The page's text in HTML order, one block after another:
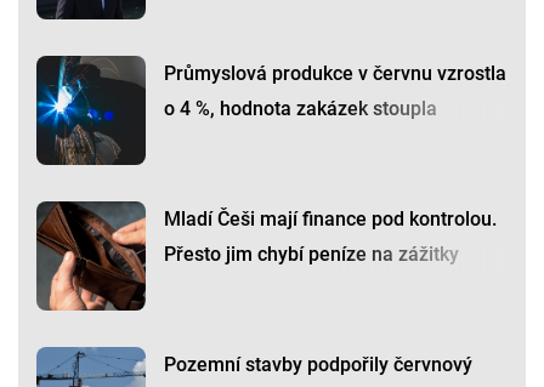
Průmyslová produkce v červnu vzrostla
o 4 %, hodnota zakázek stoupla
Mladí Češi mají finance pod kontrolou.
Přesto jim chybí peníze na zážitky
Pozemní stavby podpořily červnový